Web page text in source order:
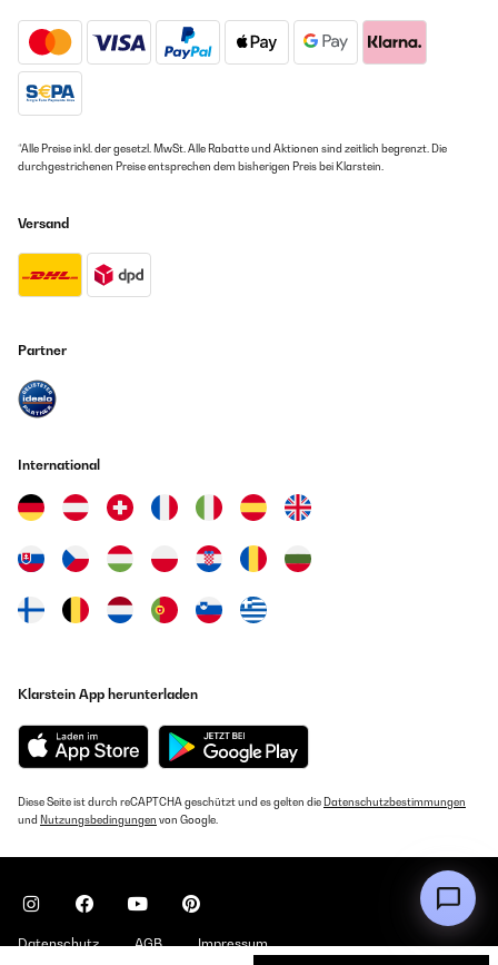
*Alle Preise inkl. der gesetzl. MwSt. Alle Rabatte und Aktionen sind zeitlich begrenzt. Die
durchgestrichenen Preise entsprechen dem bisherigen Preis bei Klarstein.
Versand
Partner
International
Klarstein App herunterladen
Diese Seite ist durch reCAPTCHA geschützt und es gelten die Datenschutzbestimmungen
und Nutzungsbedingungen von Google.
Datenschutz AGB Impressum